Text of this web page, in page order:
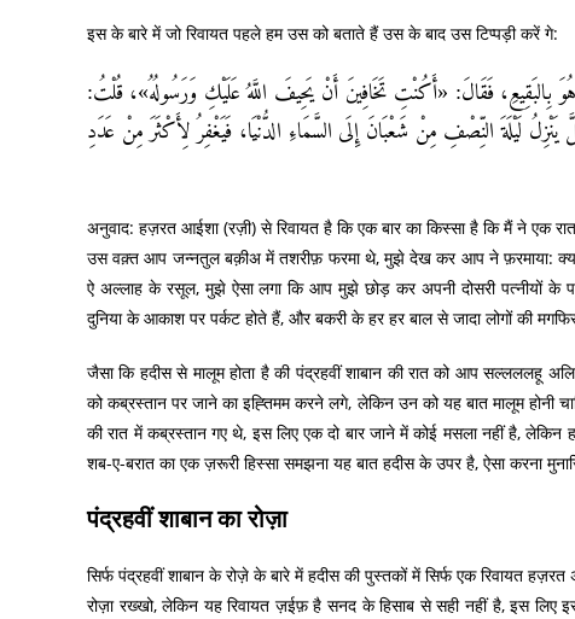
इस के बारे में जो रिवायत पहले हम उस को बताते हैं उस के बाद उस टिप्पड़ी करें गे:
بِالبَقِيعِ، فَقَالَ: «أَكُنْتِ تَخَافِينَ أَنْ يَحِيفَ اللَّهُ عَلَيْكِ وَرَسُولُهُ»، قُلْتُ:
لَيْلَةَ النِّصْفِ مِنْ شَعْبَانَ إِلَى السَّمَاءِ الدُّنْيَا، فَيَغْفِرُ لِأَكْثَرَ مِنْ عَدَدِ
अनुवाद: हज़रत आईशा (रज़ी) से रिवायत है कि एक बार का किस्सा है कि मैं ने एक
उस वक़्त आप जन्नतुल बक़ीअ में तशरीफ़ फरमा थे, मुझे देख कर आप ने फ़रमाया:
ऐ अल्लाह के रसूल, मुझे ऐसा लगा कि आप मुझे छोड़ कर अपनी दोसरी पत्नीयों के
दुनिया के आकाश पर पर्कट होते हैं, और बकरी के हर हर बाल से जादा लोगों की
जैसा कि हदीस से मालूम होता है की पंद्रहवीं शाबान की रात को आप सल्लललहू
को कब्रस्तान पर जाने का इह्तिमम करने लगे, लेकिन उन को यह बात मालूम होनी
की रात में कब्रस्तान गए थे, इस लिए एक दो बार जाने में कोई मसला नहीं है,
शब-ए-बरात का एक ज़रूरी हिस्सा समझना यह बात हदीस के उपर है, ऐसा करना
पंद्रहवीं शाबान का रोज़ा
सिर्फ पंद्रहवीं शाबान के रोज़े के बारे में हदीस की पुस्तकों में सिर्फ एक रिवायत
रोज़ा रख्खो, लेकिन यह रिवायत ज़ईफ़ है सनद के हिसाब से सही नहीं है, इस लिए